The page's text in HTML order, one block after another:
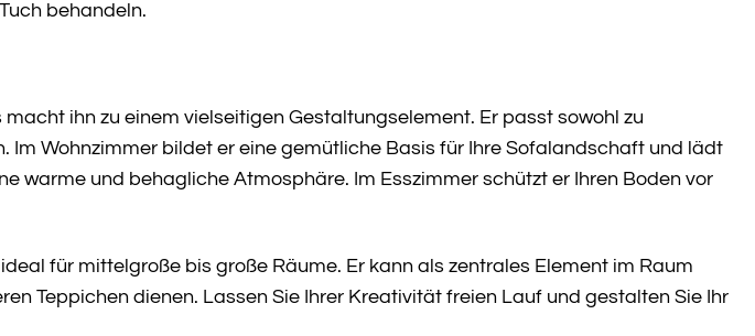
behandeln.
ihn zu einem vielseitigen Gestaltungselement. Er passt sowohl zu
Im Wohnzimmer bildet er eine gemütliche Basis für Ihre Sofalandschaft und lädt
warme und behagliche Atmosphäre. Im Esszimmer schützt er Ihren Boden vor
für mittelgroße bis große Räume. Er kann als zentrales Element im Raum
Teppichen dienen. Lassen Sie Ihrer Kreativität freien Lauf und gestalten Sie Ihr